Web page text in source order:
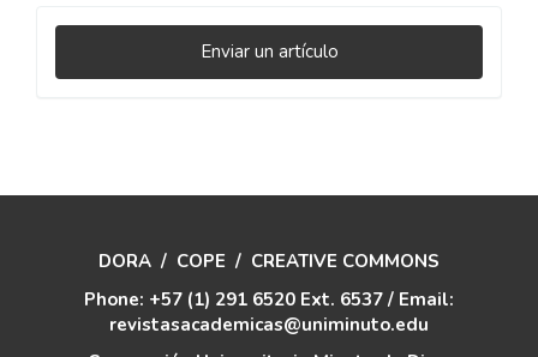
Enviar
un
Enviar un artículo
DORA / COPE / CREATIVE COMMONS
Phone: +57 (1) 291 6520 Ext. 6537 / Email:
revistasacademicas@uniminuto.edu